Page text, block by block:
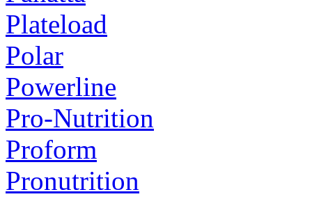
Plateload
Polar
Powerline
Pro-Nutrition
Proform
Pronutrition